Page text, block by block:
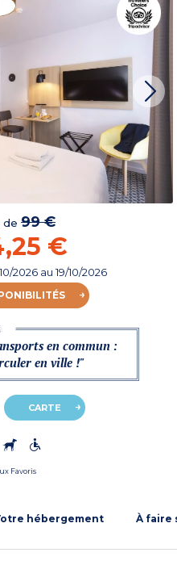
de 99 €
€
2026 au 19/10/2026
en commun :
en ville !"
CARTE
Favoris
hébergement À faire